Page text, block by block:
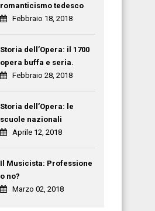
romanticismo tedesco
Febbraio 18, 2018
Storia dell’Opera: il 1700
opera buffa e seria.
Febbraio 28, 2018
Storia dell’Opera: le
scuole nazionali
Aprile 12, 2018
Il Musicista: Professione
o no?
Marzo 02, 2018